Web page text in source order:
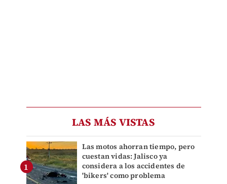
LAS MÁS VISTAS
Las motos ahorran tiempo, pero
cuestan vidas: Jalisco ya
considera a los accidentes de
'bikers' como problema